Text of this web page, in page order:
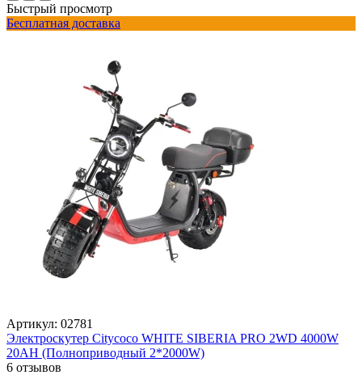
Быстрый просмотр
Бесплатная доставка
Артикул: 02781
Электроскутер Citycoco WHITE SIBERIA PRO 2WD 4000W
20AH (Полноприводный 2*2000W)
6 отзывов